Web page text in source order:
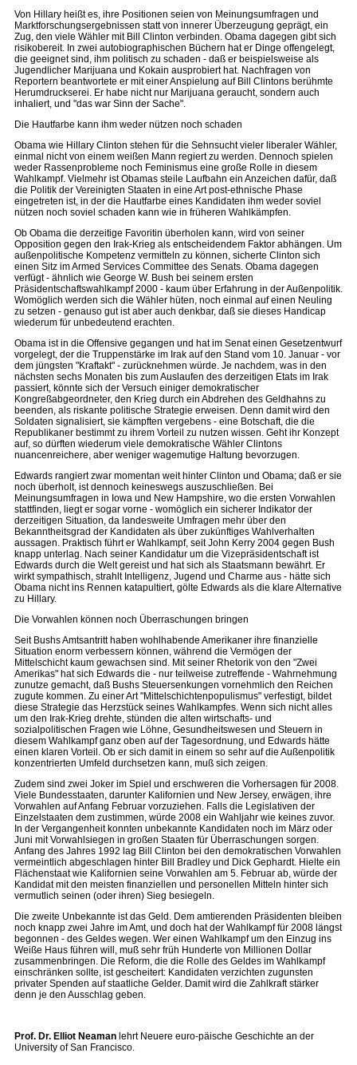
Von Hillary heißt es, ihre Positionen seien von Meinungsumfragen und
Marktforschungsergebnissen statt von innerer Überzeugung geprägt, ein
Zug, den viele Wähler mit Bill Clinton verbinden. Obama dagegen gibt sich
risikobereit. In zwei autobiographischen Büchern hat er Dinge offengelegt,
die geeignet sind, ihm politisch zu schaden - daß er beispielsweise als
Jugendlicher Marijuana und Kokain ausprobiert hat. Nachfragen von
Reportern beantwortete er mit einer Anspielung auf Bill Clintons berühmte
Herumdruckserei. Er habe nicht nur Marijuana geraucht, sondern auch
inhaliert, und "das war Sinn der Sache".
Die Hautfarbe kann ihm weder nützen noch schaden
Obama wie Hillary Clinton stehen für die Sehnsucht vieler liberaler Wähler,
einmal nicht von einem weißen Mann regiert zu werden. Dennoch spielen
weder Rassenprobleme noch Feminismus eine große Rolle in diesem
Wahlkampf. Vielmehr ist Obamas steile Laufbahn ein Anzeichen dafür, daß
die Politik der Vereinigten Staaten in eine Art post-ethnische Phase
eingetreten ist, in der die Hautfarbe eines Kandidaten ihm weder soviel
nützen noch soviel schaden kann wie in früheren Wahlkämpfen.
Ob Obama die derzeitige Favoritin überholen kann, wird von seiner
Opposition gegen den Irak-Krieg als entscheidendem Faktor abhängen. Um
außenpolitische Kompetenz vermitteln zu können, sicherte Clinton sich
einen Sitz im Armed Services Committee des Senats. Obama dagegen
verfügt - ähnlich wie George W. Bush bei seinem ersten
Präsidentschaftswahlkampf 2000 - kaum über Erfahrung in der Außenpolitik.
Womöglich werden sich die Wähler hüten, noch einmal auf einen Neuling
zu setzen - genauso gut ist aber auch denkbar, daß sie dieses Handicap
wiederum für unbedeutend erachten.
Obama ist in die Offensive gegangen und hat im Senat einen Gesetzentwurf
vorgelegt, der die Truppenstärke im Irak auf den Stand vom 10. Januar - vor
dem jüngsten "Kraftakt" - zurücknehmen würde. Je nachdem, was in den
nächsten sechs Monaten bis zum Auslaufen des derzeitigen Etats im Irak
passiert, könnte sich der Versuch einiger demokratischer
Kongreßabgeordneter, den Krieg durch ein Abdrehen des Geldhahns zu
beenden, als riskante politische Strategie erweisen. Denn damit wird den
Soldaten signalisiert, sie kämpften vergebens - eine Botschaft, die die
Republikaner bestimmt zu ihrem Vorteil zu nutzen wissen. Geht ihr Konzept
auf, so dürften wiederum viele demokratische Wähler Clintons
nuancenreichere, aber weniger wagemutige Haltung bevorzugen.
Edwards rangiert zwar momentan weit hinter Clinton und Obama; daß er sie
noch überholt, ist dennoch keineswegs auszuschließen. Bei
Meinungsumfragen in Iowa und New Hampshire, wo die ersten Vorwahlen
stattfinden, liegt er sogar vorne - womöglich ein sicherer Indikator der
derzeitigen Situation, da landesweite Umfragen mehr über den
Bekanntheitsgrad der Kandidaten als über zukünftiges Wahlverhalten
aussagen. Praktisch führt er Wahlkampf, seit John Kerry 2004 gegen Bush
knapp unterlag. Nach seiner Kandidatur um die Vizepräsidentschaft ist
Edwards durch die Welt gereist und hat sich als Staatsmann bewährt. Er
wirkt sympathisch, strahlt Intelligenz, Jugend und Charme aus - hätte sich
Obama nicht ins Rennen katapultiert, gölte Edwards als die klare Alternative
zu Hillary.
Die Vorwahlen können noch Überraschungen bringen
Seit Bushs Amtsantritt haben wohlhabende Amerikaner ihre finanzielle
Situation enorm verbessern können, während die Vermögen der
Mittelschicht kaum gewachsen sind. Mit seiner Rhetorik von den "Zwei
Amerikas" hat sich Edwards die - nur teilweise zutreffende - Wahrnehmung
zunutze gemacht, daß Bushs Steuersenkungen vornehmlich den Reichen
zugute kommen. Zu einer Art "Mittelschichtenpopulismus" verfestigt, bildet
diese Strategie das Herzstück seines Wahlkampfes. Wenn sich nicht alles
um den Irak-Krieg drehte, stünden die alten wirtschafts- und
sozialpolitischen Fragen wie Löhne, Gesundheitswesen und Steuern in
diesem Wahlkampf ganz oben auf der Tagesordnung, und Edwards hätte
einen klaren Vorteil. Ob er sich damit in einem so sehr auf die Außenpolitik
konzentrierten Umfeld durchsetzen kann, muß sich zeigen.
Zudem sind zwei Joker im Spiel und erschweren die Vorhersagen für 2008.
Viele Bundesstaaten, darunter Kalifornien und New Jersey, erwägen, ihre
Vorwahlen auf Anfang Februar vorzuziehen. Falls die Legislativen der
Einzelstaaten dem zustimmen, würde 2008 ein Wahljahr wie keines zuvor.
In der Vergangenheit konnten unbekannte Kandidaten noch im März oder
Juni mit Vorwahlsiegen in großen Staaten für Überraschungen sorgen.
Anfang des Jahres 1992 lag Bill Clinton bei den demokratischen Vorwahlen
vermeintlich abgeschlagen hinter Bill Bradley und Dick Gephardt. Hielte ein
Flächenstaat wie Kalifornien seine Vorwahlen am 5. Februar ab, würde der
Kandidat mit den meisten finanziellen und personellen Mitteln hinter sich
vermutlich seinen (oder ihren) Sieg besiegeln.
Die zweite Unbekannte ist das Geld. Dem amtierenden Präsidenten bleiben
noch knapp zwei Jahre im Amt, und doch hat der Wahlkampf für 2008 längst
begonnen - des Geldes wegen. Wer einen Wahlkampf um den Einzug ins
Weiße Haus führen will, muß sehr früh Hunderte von Millionen Dollar
zusammenbringen. Die Reform, die die Rolle des Geldes im Wahlkampf
einschränken sollte, ist gescheitert: Kandidaten verzichten zugunsten
privater Spenden auf staatliche Gelder. Damit wird die Zahlkraft stärker
denn je den Ausschlag geben.
Prof. Dr. Elliot Neaman lehrt Neuere euro-päische Geschichte an der
University of San Francisco.